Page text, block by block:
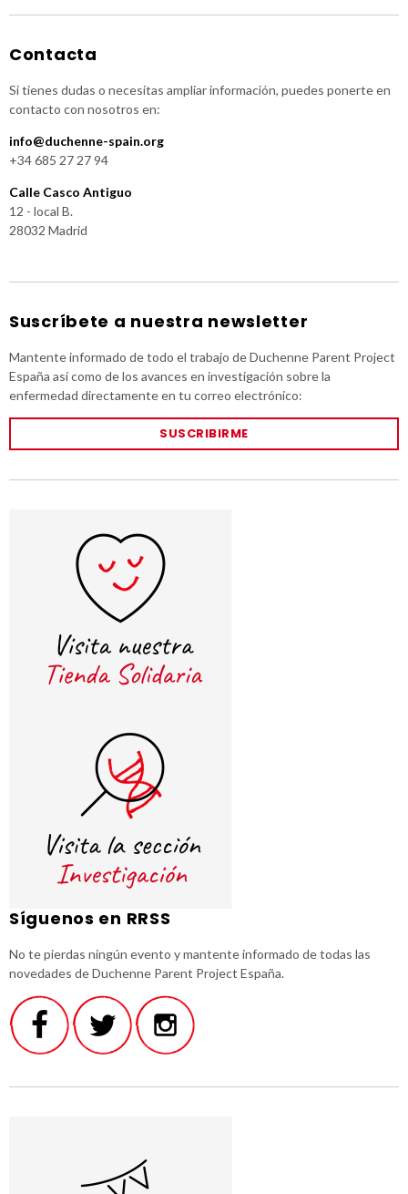
Contacta
Si tienes dudas o necesitas ampliar información, puedes ponerte en
contacto con nosotros en:
info@duchenne-spain.org
+34 685 27 27 94
Calle Casco Antiguo
12 - local B.
28032 Madrid
Suscríbete a nuestra newsletter
Mantente informado de todo el trabajo de Duchenne Parent Project
España así como de los avances en investigación sobre la
enfermedad directamente en tu correo electrónico:
SUSCRIBIRME
Síguenos en RRSS
No te pierdas ningún evento y mantente informado de todas las
novedades de Duchenne Parent Project España.